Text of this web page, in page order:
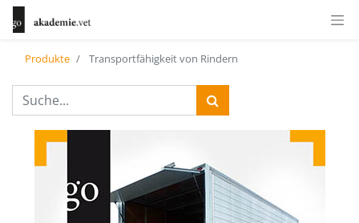
Produkte Transportfähigkeit von Rindern